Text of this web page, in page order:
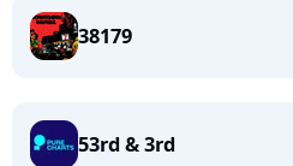
38179
53rd & 3rd